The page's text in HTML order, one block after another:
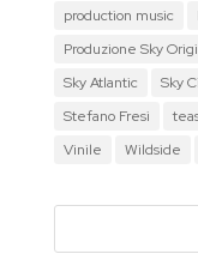
production music
Produzione Sky
Sky Atlantic
Sky
Stefano Fresi
Vinile
Wildside